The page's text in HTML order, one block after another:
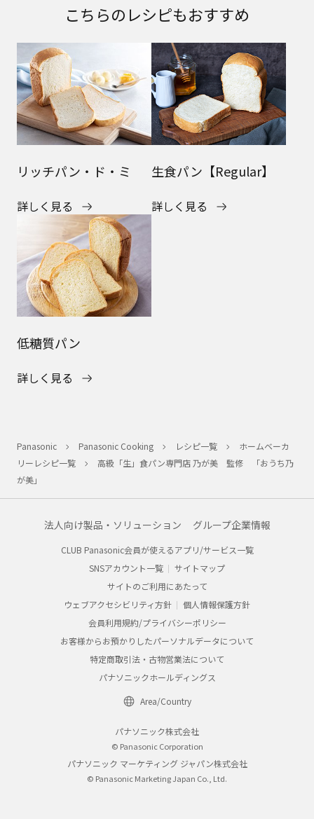
こちらのレシピもおすすめ
リッチパン・ド・ミ
詳しく見る
生食パン【Regular】
詳しく見る
低糖質パン
詳しく見る
Panasonic Panasonic Cooking レシピ一覧
ホームベーカ
リーレシピ一覧
高級「生」食パン専門店 乃が美 監修 「おうち乃
が美」
法人向け製品・ソリューション グループ企業情報
CLUB Panasonic会員が使えるアプリ/サービス一覧
SNSアカウント一覧
サイトマップ
サイトのご利用にあたって
ウェブアクセシビリティ方針
個人情報保護方針
会員利用規約/プライバシーポリシー
お客様からお預かりしたパーソナルデータについて
特定商取引法・古物営業法について
パナソニックホールディングス
Area/Country
パナソニック株式会社
© Panasonic Corporation
パナソニック マーケティング ジャパン株式会社
© Panasonic Marketing Japan Co., Ltd.